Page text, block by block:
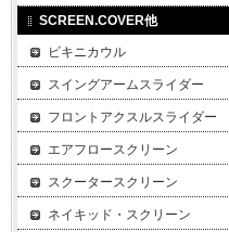
SCREEN.COVER他
ビキニカウル
スイングアームスライダー
フロントアクスルスライダー
エアフロースクリーン
スクータースクリーン
ネイキッド・スクリーン